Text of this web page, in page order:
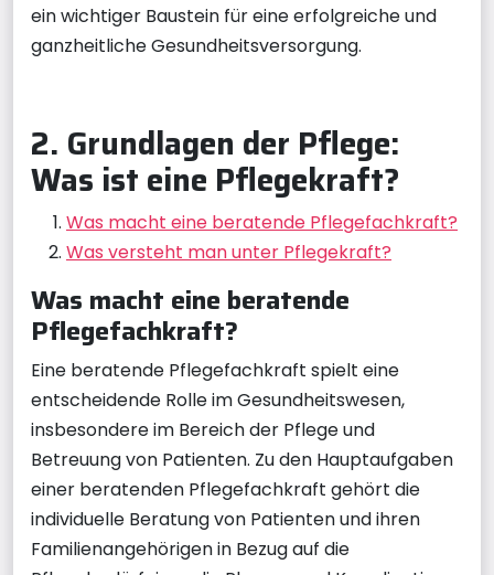
ein wichtiger Baustein für eine erfolgreiche und
ganzheitliche Gesundheitsversorgung.
2. Grundlagen der Pflege:
Was ist eine Pflegekraft?
Was macht eine beratende Pflegefachkraft?
Was versteht man unter Pflegekraft?
Was macht eine beratende
Pflegefachkraft?
Eine beratende Pflegefachkraft spielt eine
entscheidende Rolle im Gesundheitswesen,
insbesondere im Bereich der Pflege und
Betreuung von Patienten. Zu den Hauptaufgaben
einer beratenden Pflegefachkraft gehört die
individuelle Beratung von Patienten und ihren
Familienangehörigen in Bezug auf die